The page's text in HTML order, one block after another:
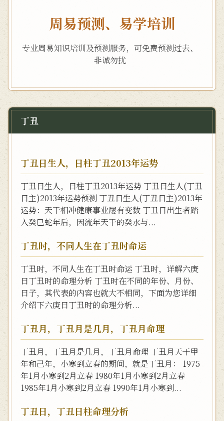
周易预测、易学培训
专业周易知识培训及预测服务，可免费预测过去、
非诚勿扰
丁丑
丁丑日生人，日柱丁丑2013年运势
丁丑日生人，日柱丁丑2013年运势 丁丑日生人(丁丑
日主)2013年运势预测 丁丑日生人(丁丑日主)2013年
运势：天干相冲健康事业屡有变数 丁丑日出生者踏
入癸巳蛇年后，因流年天干的癸水与...
丁丑时，不同人生在丁丑时命运
丁丑时，不同人生在丁丑时命运 丁丑时，详解六庚
日丁丑时的命理分析 丁丑时在不同的年份、月份、
日子，其代表的内容也就大不相同，下面为您详细
介绍下六庚日丁丑时的命理分析...
丁丑月，丁丑月是几月，丁丑月命理
丁丑月，丁丑月是几月，丁丑月命理 丁丑月天干甲
年和己年，小寒到立春的期间，就是丁丑月： 1975
年1月小寒到2月立春 1980年1月小寒到2月立春
1985年1月小寒到2月立春 1990年1月小寒到...
丁丑日，丁丑日柱命理分析